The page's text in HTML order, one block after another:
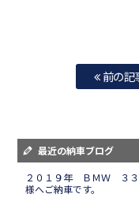
前の記
最近の納車ブログ
２０１９年 ＢＭＷ ３
様へご納車です。